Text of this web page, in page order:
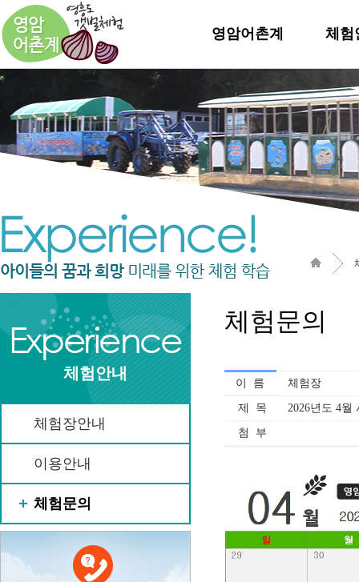
영암어촌계 체험
체험안내
체험장안내
이용안내
체험문의
체험문의
이 름 체험장
제 목 2026년도 4월
첨 부